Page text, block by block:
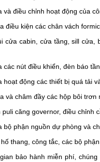
và điều chỉnh hoạt động của
điều kiện các chân vách
cửa cabin, cửa tầng, sill cửa,
các nút điều khiển, đèn báo
hoạt động các thiết bị quá tải
và châm đầy các hộp bôi trơn
căng governor, điều chỉnh
bộ phận nguồn dự phòng và
thang, công tắc, các bộ
bảo hành miễn phí,